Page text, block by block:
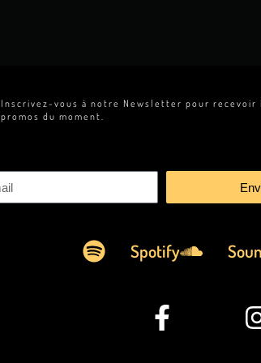
Inscrivez-vous à notre Newsletter pour
promos du moment.
Spotify